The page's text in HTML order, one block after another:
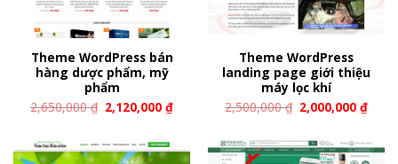
Theme WordPress bán
hàng dược phẩm, mỹ
phẩm
2,650,000₫ 2,120,000₫
Theme WordPress
landing page giới thiệu
máy lọc khí
2,500,000₫ 2,000,000₫